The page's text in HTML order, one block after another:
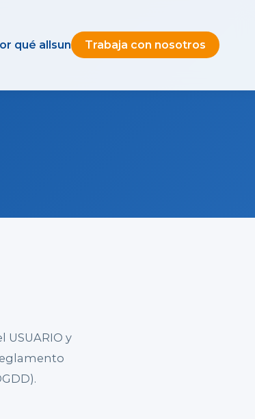
qué allsun Trabaja con nosotros
USUARIO y